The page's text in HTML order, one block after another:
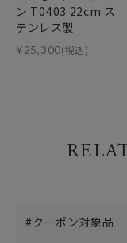
ン T0403 22cm ス
テンレス製
¥25,300(税込)
クーポン対象品